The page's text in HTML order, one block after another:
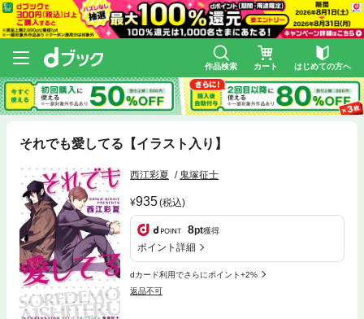
作品検索 カート はじめての方へ
それでも愛してる【イラスト入り】
西江彩夏 鬼塚征士
935(税込)
8pt獲得
ポイント詳細
dカード利用でさらにポイント+2%
返品不可